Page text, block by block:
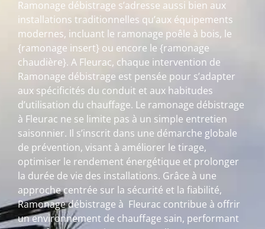
Ramonage débistrage s’adresse aussi bien aux
installations traditionnelles qu’aux équipements
modernes, incluant le ramonage poêle à bois, le
{ramonage insert} ou encore le {ramonage
chaudière}. A Fleurac, chaque intervention de
Ramonage débistrage est pensée pour s’adapter
aux spécificités du conduit et aux habitudes
d’utilisation du chauffage. Le ramonage débistrage
à Fleurac ne se limite pas à un simple entretien
saisonnier. Il s’inscrit dans une démarche globale
de prévention, visant à améliorer le tirage,
optimiser le rendement énergétique et prolonger
la durée de vie des installations. Grâce à une
approche centrée sur la sécurité et la fiabilité,
Ramonage débistrage à Fleurac contribue à offrir
un environnement de chauffage sain, performant